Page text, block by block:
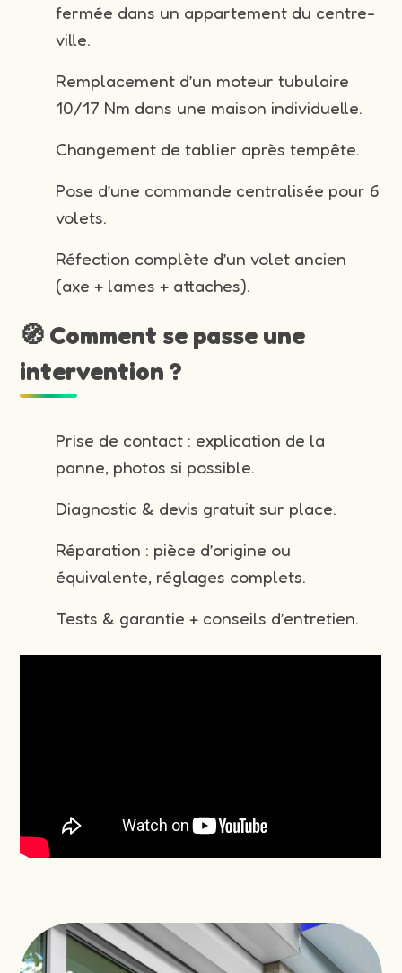
fermée dans un appartement du centre-
ville.
Remplacement d’un moteur tubulaire
10/17 Nm dans une maison individuelle.
Changement de tablier après tempête.
Pose d’une commande centralisée pour 6
volets.
Réfection complète d’un volet ancien
(axe + lames + attaches).
🧭 Comment se passe une
intervention ?
Prise de contact : explication de la
panne, photos si possible.
Diagnostic & devis gratuit sur place.
Réparation : pièce d’origine ou
équivalente, réglages complets.
Tests & garantie + conseils d’entretien.